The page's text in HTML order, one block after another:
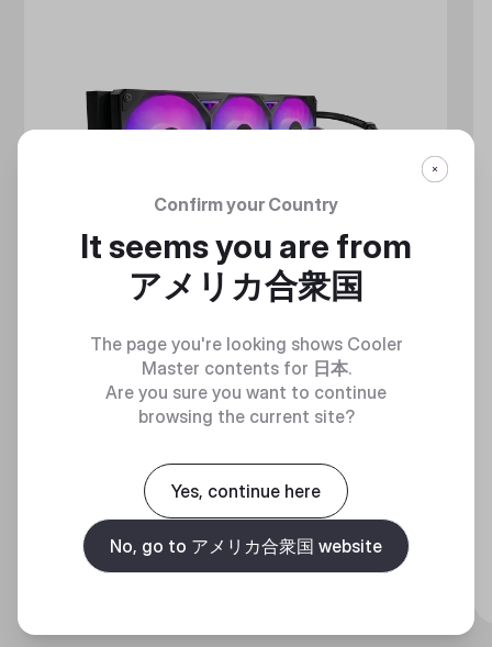
MASTERLIQUID ATMOS II LCD
Discover
Confirm your Country
It seems you are from
アメリカ合衆国
The page you're looking shows Cooler
Master contents for 日本.
Are you sure you want to continue
browsing the current site?
Yes, continue here
No, go to アメリカ合衆国 website